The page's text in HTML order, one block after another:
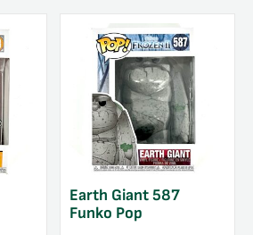
Earth Giant 587
Funko Pop